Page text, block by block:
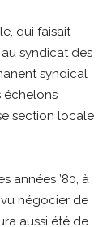
qui faisait
au syndicat des
syndical
échelons
section locale
années ’80, à
vu négocier de
aussi été de